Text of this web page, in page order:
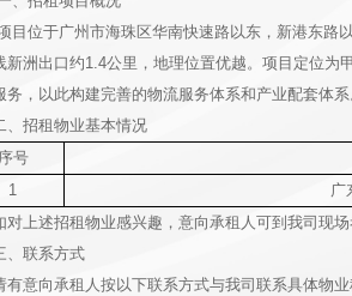
目位于广州市海珠区华南快速路以东，新港东路
新洲出口约1.4公里，地理位置优越。项目定位为
务，以此构建完善的物流服务体系和产业配套体
、招租物业基本情况
序号
1
广
对上述招租物业感兴趣，意向承租人可到我司现场
、联系方式
有意向承租人按以下联系方式与我司联系具体物业